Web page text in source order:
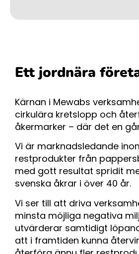
Ett jordnära
Kärnan i Mewabs
cirkulära kretslopp och
åkermarker – där det en
Vi är marknadsledande
restprodukter från
med gott resultat spridit
svenska åkrar i över 40 år.
Vi ser till att driva
minsta möjliga negativa
utvärderar samtidigt
att i framtiden kunna